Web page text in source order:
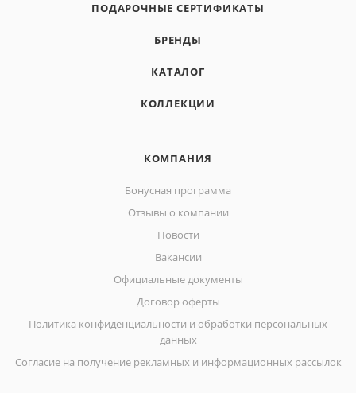
ПОДАРОЧНЫЕ СЕРТИФИКАТЫ
БРЕНДЫ
КАТАЛОГ
КОЛЛЕКЦИИ
КОМПАНИЯ
Бонусная программа
Отзывы о компании
Новости
Вакансии
Официальные документы
Договор оферты
Политика конфиденциальности и обработки персональных
данных
Согласие на получение рекламных и информационных рассылок